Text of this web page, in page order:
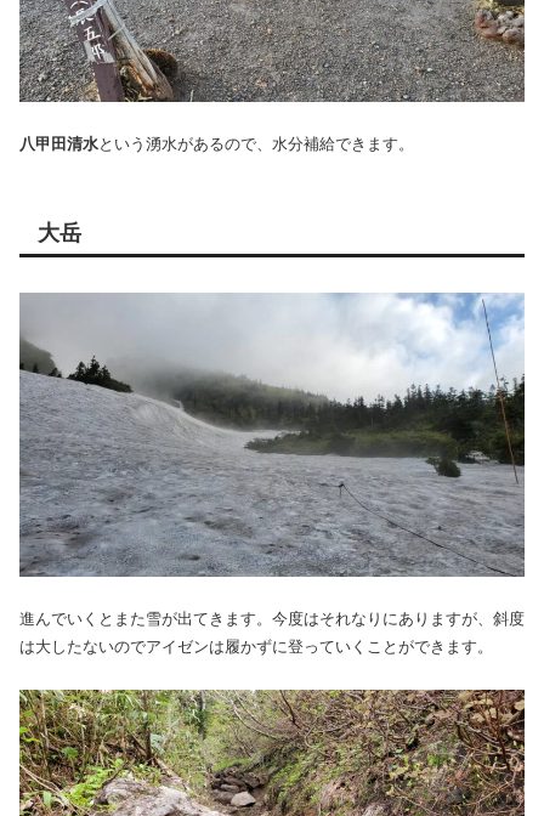
八甲田清水という湧水があるので、水分補給できます。
大岳
進んでいくとまた雪が出てきます。今度はそれなりにありますが、斜度
は大したないのでアイゼンは履かずに登っていくことができます。